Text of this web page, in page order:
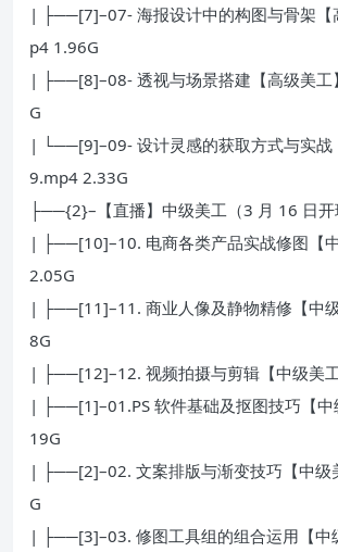
| ├──[7]–07- 海报设计中的构图与骨架【
p4 1.96G
| ├──[8]–08- 透视与场景搭建【高级美
G
| └──[9]–09- 设计灵感的获取方式与实战
9.mp4 2.33G
├──{2}–【直播】中级美工（3 月 16 日
| ├──[10]–10. 电商各类产品实战修图【
2.05G
| ├──[11]–11. 商业人像及静物精修【中
8G
| ├──[12]–12. 视频拍摄与剪辑【中级美
| ├──[1]–01.PS 软件基础及抠图技巧【
19G
| ├──[2]–02. 文案排版与渐变技巧【中级
G
| ├──[3]–03. 修图工具组的组合运用【中